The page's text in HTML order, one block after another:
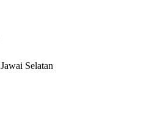
Jawai Selatan